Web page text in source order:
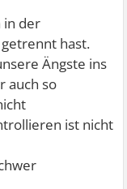
in der
hast.
Ängste ins
auch so
ist nicht